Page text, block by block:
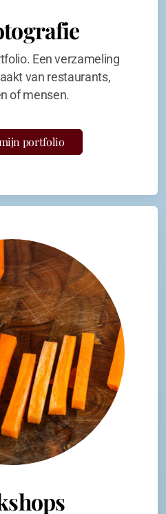
Een verzameling
van restaurants,
of mensen.
portfolio